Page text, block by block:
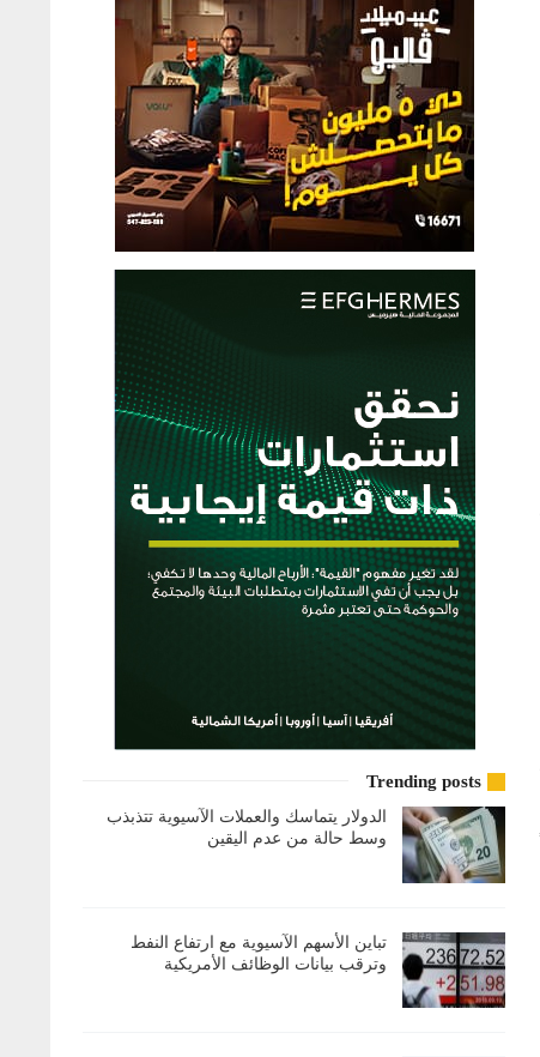
Trending posts
الدولار يتماسك والعملات الآسيوية تتذبذب
وسط حالة من عدم اليقين
تباين الأسهم الآسيوية مع ارتفاع النفط
وترقب بيانات الوظائف الأمريكية